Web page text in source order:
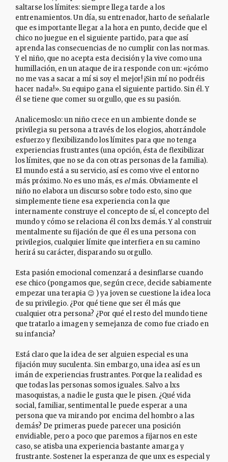
saltarse los límites: siempre llega tarde a los
entrenamientos. Un día, su entrenador, harto de señalarle
que es importante llegar a la hora en punto, decide que el
chico no juegue en el siguiente partido, para que así
aprenda las consecuencias de no cumplir con las normas.
Y el niño, que no acepta esta decisión y la vive como una
humillación, en un ataque de ira responde con un: «¡cómo
no me vas a sacar a mí si soy el mejor! ¡Sin mí no podréis
hacer nada!». Su equipo gana el siguiente partido. Sin él. Y
él se tiene que comer su orgullo, que es su pasión.
Analicemoslo: un niño crece en un ambiente donde se
privilegia su persona a través de los elogios, ahorrándole
esfuerzo y flexibilizando los límites para que no tenga
experiencias frustrantes (una opción, ésta de flexibilizar
los límites, que no se da con otras personas de la familia).
El mundo está a su servicio, así es como vive el entorno
más próximo. No es uno más, es elmás. Obviamente el
niño no elabora un discurso sobre todo esto, sino que
simplemente tiene esa experiencia con la que
internamente construye el concepto de sí, el concepto del
mundo y cómo se relaciona él con lxs demás. Y al construir
mentalmente su fijación de que él es una persona con
privilegios, cualquier límite que interfiera en su camino
herirá su carácter, disparando su orgullo.
Esta pasión emocional comenzará a desinflarse cuando
ese chico (pongamos que, según crece, decide sabiamente
empezar una terapia 😉 ) ya joven se cuestione la idea loca
de su privilegio. ¿Por qué tiene que ser él más que
cualquier otra persona? ¿Por qué el resto del mundo tiene
que tratarlo a imagen y semejanza de como fue criado en
su infancia?
Está claro que la idea de ser alguien especial es una
fijación muy suculenta. Sin embargo, una idea así es un
imán de experiencias frustrantes. Porque la realidad es
que todas las personas somos iguales. Salvo a lxs
masoquistas, a nadie le gusta que le pisen. ¿Qué vida
social, familiar, sentimental le puede esperar a una
persona que va mirando por encima del hombro a las
demás? De primeras puede parecer una posición
envidiable, pero a poco que paremos a fijarnos en este
caso, se atisba una experiencia bastante amarga y
frustrante. Sostener la esperanza de que unx es especial y